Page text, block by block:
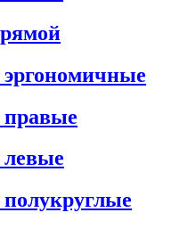
правые
левые